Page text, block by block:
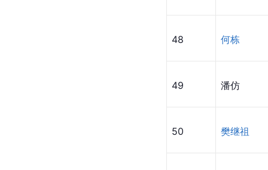
48 何栋
49 潘仿
50 樊继祖